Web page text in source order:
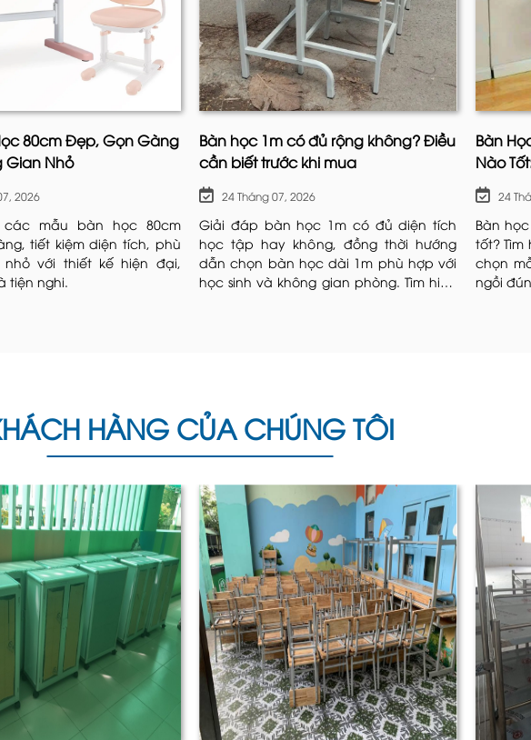
Ghế Tiffany là gì
dòng
, sự kiện biểu tượng của sự thanh lịch, thường xuyên
toàn thế giới.
Giuseppe Gaetano Descalzi thiết kế tại vùng Liguria vào thế kỷ 19. Lấy
xuất lựa chọn vật liệu khác nhau:
đòi hỏi bảo dưỡng kỹ.
nhờ độ bền cao, thường được sơn tĩnh điện để chống gỉ sét và đa dạng
hiện đại và tinh tế.
và tính thẩm mỹ cao.
rosegold... Trong đó, màu trắng và vàng đồng là hai lựa chọn
không gây cảm giác nặng nề.
khăn trải bàn để thay đổi concept theo chủ đề.
có khả năng xếp chồng, giúp tối ưu diện tích kho bãi.
80cm Đẹp, Gọn Gàng
Gian Nhỏ
2026
các mẫu bàn học 80cm
tiết kiệm diện tích, phù
nhỏ với thiết kế hiện đại,
tiện nghi.
Bàn học 1m có đủ rộng không? Điều
cần biết trước khi mua
24 Tháng 07, 2026
Giải đáp bàn học 1m có đủ diện tích
học tập hay không, đồng thời hướng
dẫn chọn bàn học dài 1m phù hợp với
học sinh và không gian phòng. Tìm hiểu
Bàn
Nào
24
Bàn
tốt?
chọn
ngồi
HÀNG CỦA CHÚNG TÔI